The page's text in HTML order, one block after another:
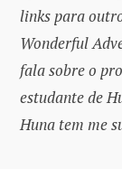
links para
Wonderful
fala sobre o
estudante de
Huna tem me